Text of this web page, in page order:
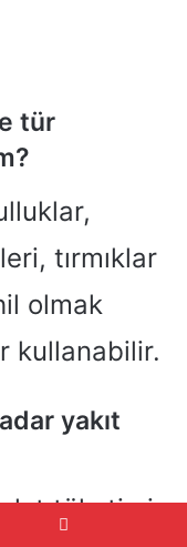
tür
tırmıklar
olmak
kullanabilir.
yakıt
tüketimi